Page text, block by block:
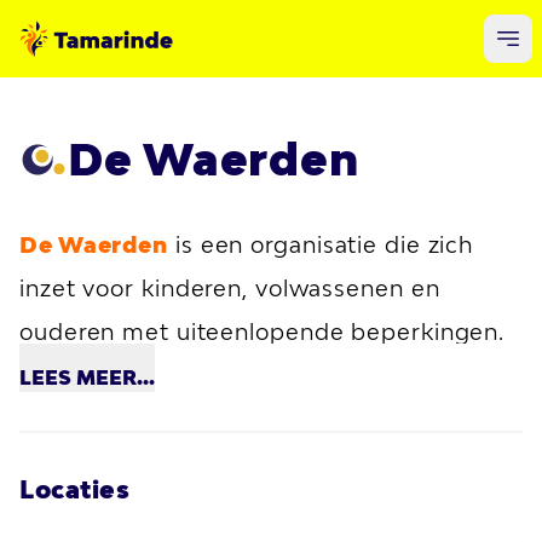
De Waerden
De Waerden is een organisatie die zich
inzet voor kinderen, volwassenen en
ouderen met uiteenlopende beperkingen.
Hun toewijding om individuen te
lijn met onze visie bij Tamarinde, waar we
LEES MEER...
Locaties